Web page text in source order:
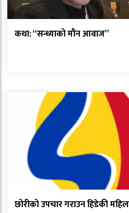
कथा: “सन्ध्याको मौन आवाज”
छोरीको उपचार गराउन हिडेकी